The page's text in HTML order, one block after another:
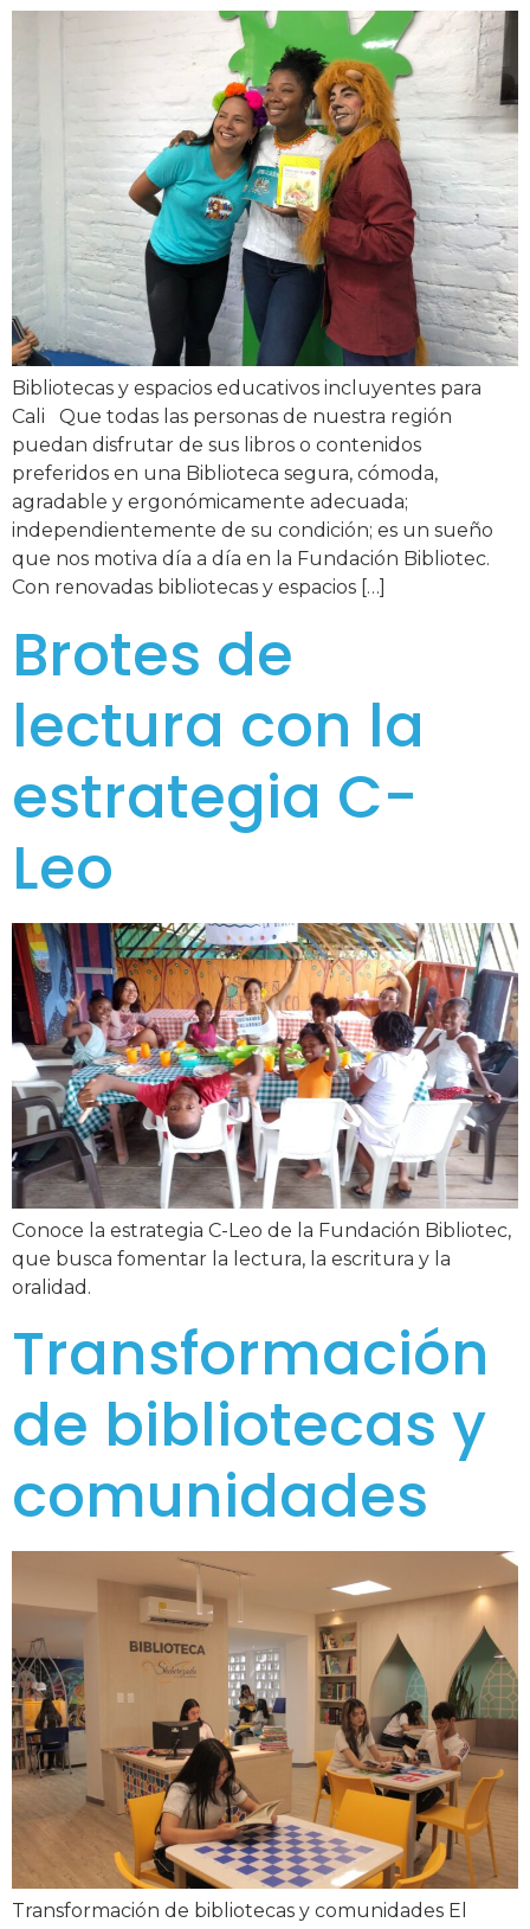
Bibliotecas y espacios educativos incluyentes para
Cali Que todas las personas de nuestra región
puedan disfrutar de sus libros o contenidos
preferidos en una Biblioteca segura, cómoda,
agradable y ergonómicamente adecuada;
independientemente de su condición; es un sueño
que nos motiva día a día en la Fundación Bibliotec.
Con renovadas bibliotecas y espacios […]
Brotes de
lectura con la
estrategia C-
Leo
Conoce la estrategia C-Leo de la Fundación Bibliotec,
que busca fomentar la lectura, la escritura y la
oralidad.
Transformación
de bibliotecas y
comunidades
Transformación de bibliotecas y comunidades El